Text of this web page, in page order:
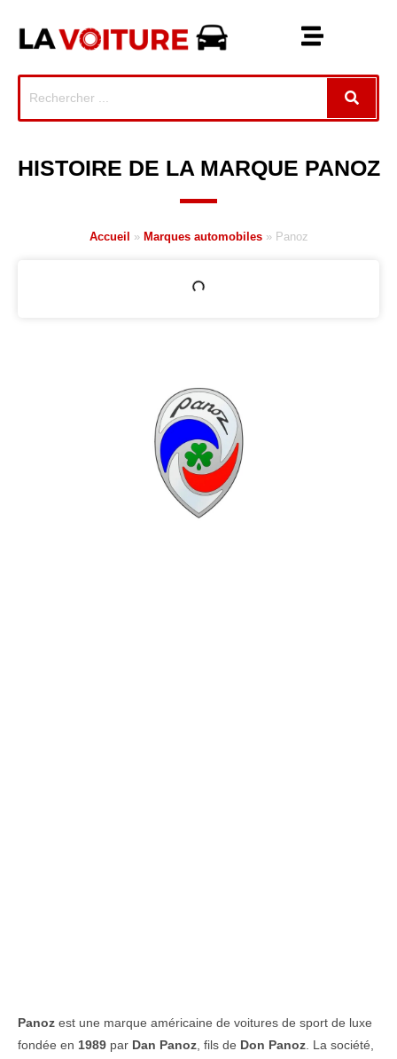
HISTOIRE DE LA MARQUE PANOZ
Accueil » Marques automobiles » Panoz
Panoz est une marque américaine de voitures de sport de luxe
fondée en 1989 par Dan Panoz, fils de Don Panoz. La société,